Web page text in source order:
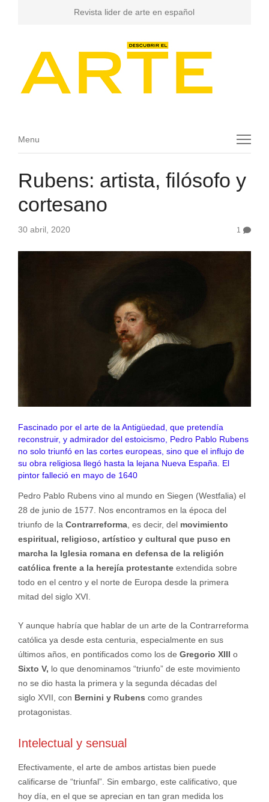
Revista lider de arte en español
Menu
Menu
Rubens: artista, filósofo y
cortesano
30 abril, 2020 1
Fascinado por el arte de la Antigüedad, que pretendía
reconstruir, y admirador del estoicismo, Pedro Pablo Rubens
no solo triunfó en las cortes europeas, sino que el influjo de
su obra religiosa llegó hasta la lejana Nueva España. El
pintor falleció en mayo de 1640
Pedro Pablo Rubens vino al mundo en Siegen (Westfalia) el
28 de junio de 1577. Nos encontramos en la época del
triunfo de la Contrarreforma, es decir, del movimiento
espiritual, religioso, artístico y cultural que puso en
marcha la Iglesia romana en defensa de la religión
católica frente a la herejía protestante extendida sobre
todo en el centro y el norte de Europa desde la primera
mitad del siglo XVI.
Y aunque habría que hablar de un arte de la Contrarreforma
católica ya desde esta centuria, especialmente en sus
últimos años, en pontificados como los de Gregorio XIII o
Sixto V, lo que denominamos “triunfo” de este movimiento
no se dio hasta la primera y la segunda décadas del
siglo XVII, con Bernini y Rubens como grandes
protagonistas.
Intelectual y sensual
Efectivamente, el arte de ambos artistas bien puede
calificarse de “triunfal”. Sin embargo, este calificativo, que
hoy día, en el que se aprecian en tan gran medida los